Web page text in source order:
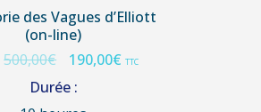
des Vagues d’Elliott
(on-line)
500,00€ 190,00€ TTC
Durée :